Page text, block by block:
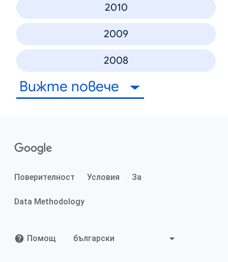
2010
2009
2008
Вижте повече
Поверителност Условия За
Data Methodology
Помощ